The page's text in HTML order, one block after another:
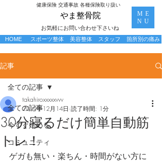
お気軽にお問い合わせ下さいね
​やま整骨院
​健康保険 交通事故 各種保険取り扱い
ME
NU
スポーツ整体 美容整体 箇所別の痛み
HOME スタッフ
記事
全ての記事
今すぐ始める
コミュニティ
全ての記事
30分寝るだけ簡単自動筋
トレ！
takahiroxxxxxvvv
2019年12月14日 読了時間: 1分
ゲガも無い・楽ちん・時間がない方に